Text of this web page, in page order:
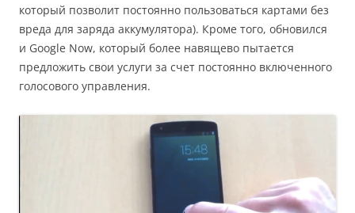
который позволит постоянно пользоваться картами без
вреда для заряда аккумулятора). Кроме того, обновился
и Google Now, который более навящево пытается
предложить свои услуги за счет постоянно включенного
голосового управления.